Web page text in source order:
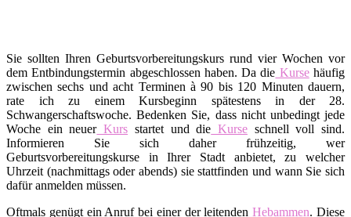
Sie sollten Ihren Geburtsvorbereitungskurs rund vier Wochen vor
dem Entbindungstermin abgeschlossen haben. Da die Kursehäufig
zwischen sechs und acht Terminen à 90 bis 120 Minuten dauern,
rate ich zu einem Kursbeginn spätestens in der 28.
Schwangerschaftswoche. Bedenken Sie, dass nicht unbedingt jede
Woche ein neuerKurs startet und die Kurseschnell voll sind.
Informieren Sie sich daher frühzeitig, wer
Geburtsvorbereitungskurse in Ihrer Stadt anbietet, zu welcher
Uhrzeit (nachmittags oder abends) sie stattfinden und wann Sie sich
dafür anmelden müssen.
Oftmals genügt ein Anruf bei einer der leitenden Hebammen. Diese